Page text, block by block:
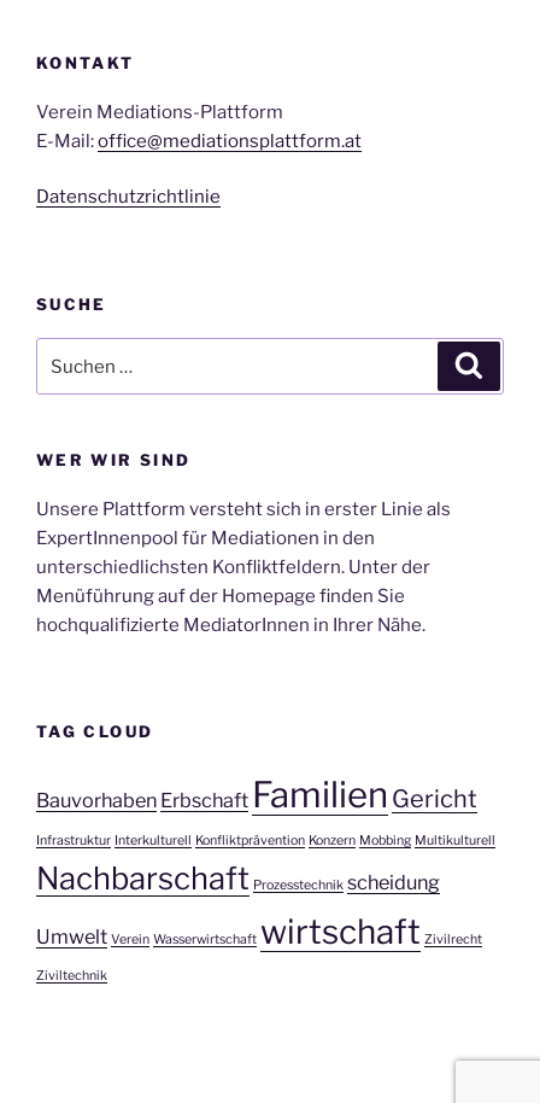
KONTAKT
Verein Mediations-Plattform
E-Mail:office@mediationsplattform.at
Datenschutzrichtlinie
SUCHE
nach:
WER WIR SIND
Unsere Plattform versteht sich in erster Linie als
ExpertInnenpool für Mediationen in den
unterschiedlichsten Konfliktfeldern. Unter der
Menüführung auf der Homepage finden Sie
hochqualifizierte MediatorInnen in Ihrer Nähe.
TAG CLOUD
Bauvorhaben Erbschaft Familien Gericht
Infrastruktur Interkulturell Konfliktprävention Konzern Mobbing Multikulturell
Nachbarschaft Prozesstechnik scheidung
Umwelt Verein Wasserwirtschaft wirtschaft Zivilrecht
Ziviltechnik